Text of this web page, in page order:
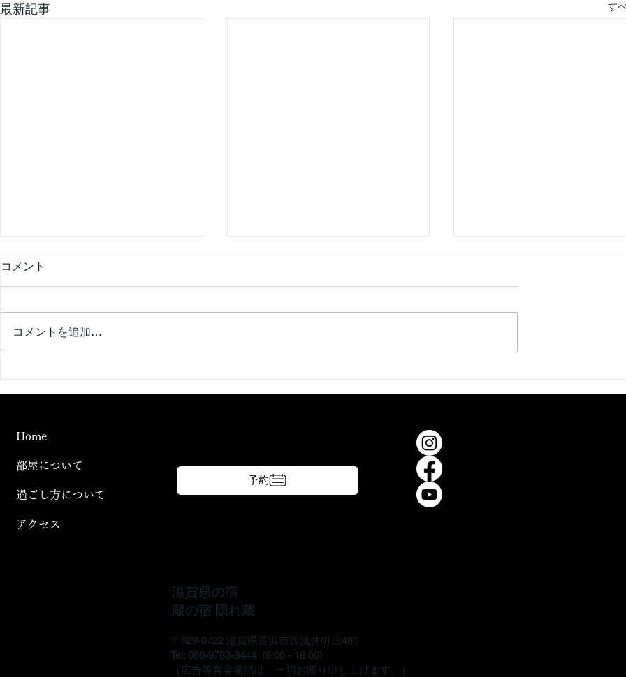
最新記事 す
滋賀・湖北で過ごす静かな夏
｜田植え体験のご案内
めました**
コメント
コメントを追加…
Home
部屋について
過ごし方について
アクセス
滋賀県の宿
蔵の宿 隠れ蔵
〒529-0722 滋賀県長浜市西浅井町庄461
Tel: 080-9783-8444 (9:00 - 18:00)
（広告等営業電話は、一切お断り申し上げます。）
予約